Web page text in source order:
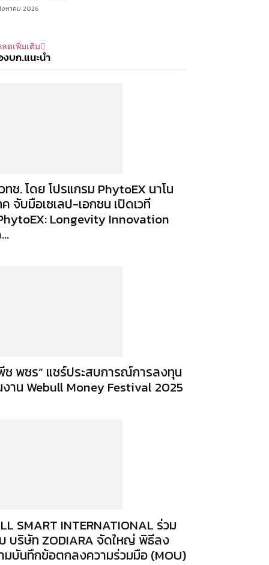
หาคม 2026
ดเพิ่มเติม
งบก.แนะนำ
ทช. โดย โปรแกรม PhytoEX นาโน
ค จับมือเซเลป-เอกชน เปิดเวที
Longevity Innovation
ช พชร” แชร์ประสบการณ์การลงทุน
งาน Webull Money Festival 2025
SMART INTERNATIONAL ร่วม
บริษัท ZODIARA จัดใหญ่ พิธีลง
มบันทึกข้อตกลงความร่วมมือ (MOU)